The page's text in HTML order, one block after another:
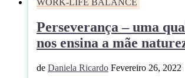
WORK-LIFE BALANCE
Perseverança – uma
nos ensina a mãe
de Daniela Ricardo Fevereiro 26, 2022